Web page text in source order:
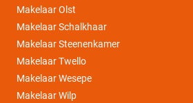
Makelaar Olst
Makelaar Schalkhaar
Makelaar Steenenkamer
Makelaar Twello
Makelaar Wesepe
Makelaar Wilp